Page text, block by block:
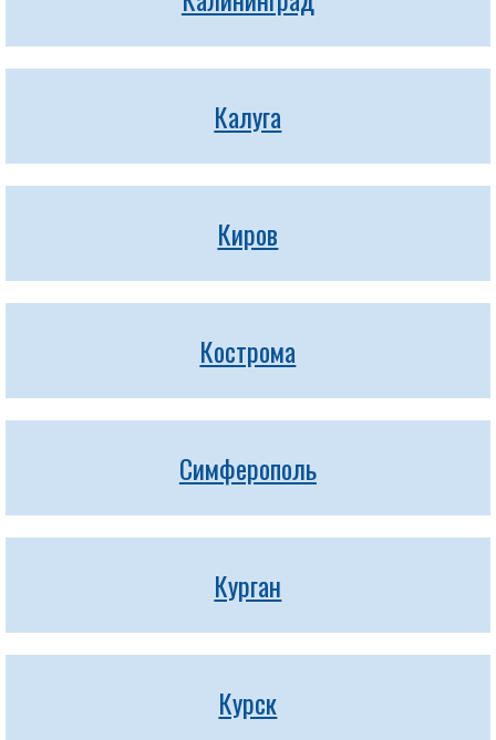
Калуга
Киров
Кострома
Симферополь
Курган
Курск